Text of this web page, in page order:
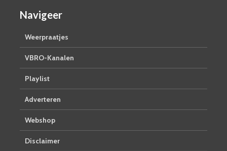
Navigeer
Weerpraatjes
VBRO-Kanalen
Playlist
Adverteren
Webshop
Disclaimer